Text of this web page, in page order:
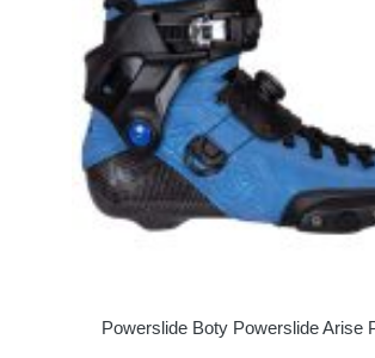
Powerslide Boty Powerslide Arise